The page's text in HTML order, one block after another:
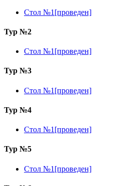
Стол №1[проведен]
Тур №2
Стол №1[проведен]
Тур №3
Стол №1[проведен]
Тур №4
Стол №1[проведен]
Тур №5
Стол №1[проведен]